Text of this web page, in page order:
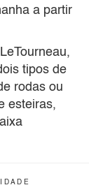
a partir
tipos de
rodas ou
esteiras,
A D E